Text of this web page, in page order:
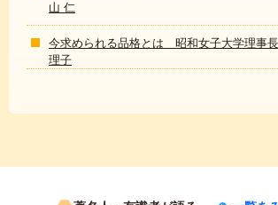
山 仁
今求められる品格とは 昭和女子大学理事
理子